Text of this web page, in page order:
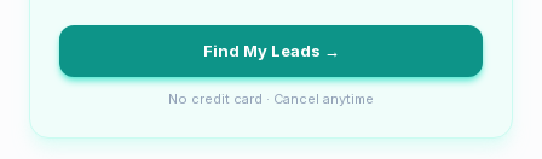
Find My Leads →
No credit card · Cancel anytime